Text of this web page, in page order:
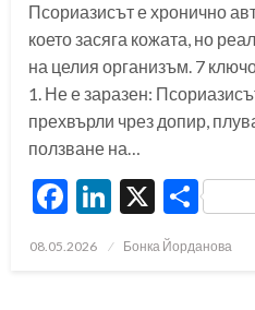
Псориазисът е хронично
което засяга кожата, но
на целия организъм. 7
1. Не е заразен:
прехвърли чрез допир,
ползване на…
Facebook
LinkedIn
X
Posted
08.05.2026 Бонка Йорданова